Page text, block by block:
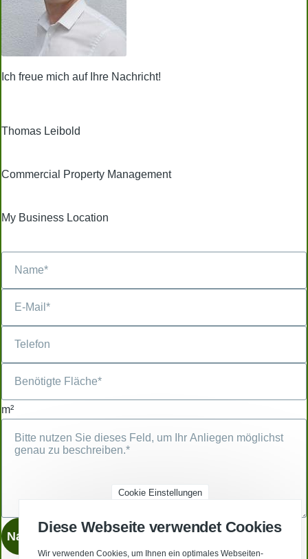
Ich freue mich auf Ihre Nachricht!
Thomas Leibold
Commercial Property Management
My Business Location
m²
Cookie Einstellungen
Diese Webseite verwendet Cookies
Wir verwenden Cookies, um Ihnen ein optimales Webseiten-